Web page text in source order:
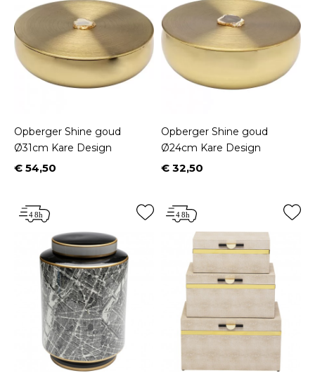
Opberger Shine goud
Ø31cm Kare Design
Prijs
€ 54,50
Opberger Shine goud
Ø24cm Kare Design
Prijs
€ 32,50